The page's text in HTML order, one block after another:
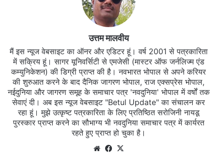
उत्तम मालवीय
मैं इस न्यूज वेबसाइट का ऑनर और एडिटर हूं। वर्ष 2001 से पत्रकारिता
में सक्रिय हूं। सागर यूनिवर्सिटी से एमजेसी (मास्टर ऑफ जर्नलिज्म एंड
कम्युनिकेशन) की डिग्री प्राप्त की है। नवभारत भोपाल से अपने करियर
की शुरुआत करने के बाद दैनिक जागरण भोपाल, राज एक्सप्रेस भोपाल,
नईदुनिया और जागरण समूह के समाचार पत्र 'नवदुनिया' भोपाल में वर्षों तक
सेवाएं दी। अब इस न्यूज वेबसाइट "Betul Update" का संचालन कर
रहा हूं। मुझे उत्कृष्ट पत्रकारिता के लिए प्रतिष्ठित सरोजिनी नायडू
पुरस्कार प्राप्त करने का सौभाग्य भी नवदुनिया समाचार पत्र में कार्यरत
रहते हुए प्राप्त हो चुका है।
WebsiteFacebook